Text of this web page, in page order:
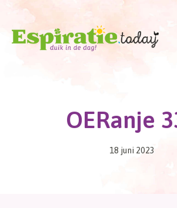
Doorgaan
inhoud
OERanje
18 juni 2023